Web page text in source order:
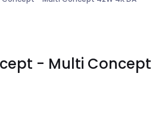
- Multi Concept